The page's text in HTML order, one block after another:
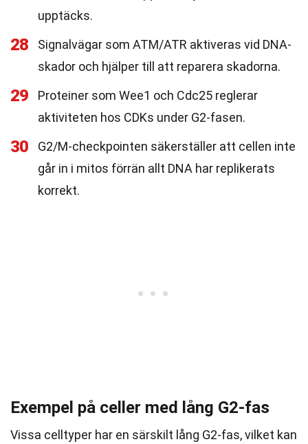
upptäcks.
28
Signalvägar som ATM/ATR aktiveras vid DNA-
skador och hjälper till att reparera skadorna.
29
Proteiner som Wee1 och Cdc25 reglerar
aktiviteten hos CDKs under G2-fasen.
30
G2/M-checkpointen säkerställer att cellen inte
går in i mitos förrän allt DNA har replikerats
korrekt.
Exempel på celler med lång G2-fas
Vissa celltyper har en särskilt lång G2-fas, vilket kan